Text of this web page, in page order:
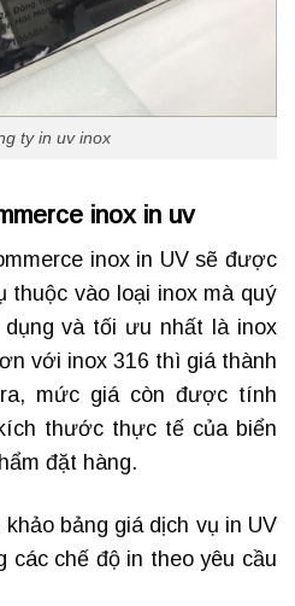
ty in uv inox
inox in uv
inox in UV sẽ được
thuộc vào loại inox mà quý
và tối ưu nhất là inox
với inox 316 thì giá thành
mức giá còn được tính
thước thực tế của biển
đặt hàng.
bảng giá dịch vụ in UV
các chế độ in theo yêu cầu